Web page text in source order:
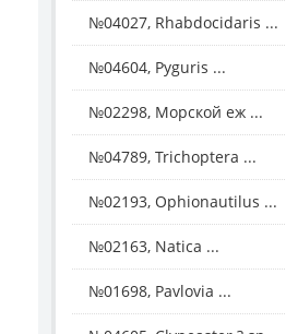
№04027, Rhabdocidaris ...
№04604, Pyguris ...
№02298, Морской еж ...
№04789, Trichoptera ...
№02193, Ophionautilus ...
№02163, Natica ...
№01698, Pavlovia ...